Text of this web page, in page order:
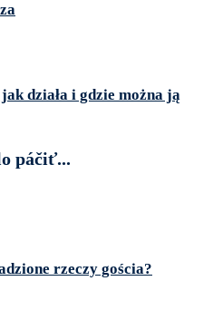
działa i gdzie można ją
páčiť...
rzeczy gościa?